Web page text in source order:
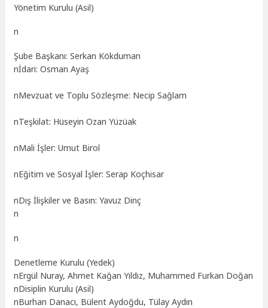
Yönetim Kurulu (Asil)
n
Şube Başkanı: Serkan Kökduman
nİdari: Osman Ayaş
nMevzuat ve Toplu Sözleşme: Necip Sağlam
nTeşkilat: Hüseyin Ozan Yüzüak
nMali İşler: Umut Birol
nEğitim ve Sosyal İşler: Serap Koçhisar
nDış İlişkiler ve Basın: Yavuz Dinç
n
n
Denetleme Kurulu (Yedek)
nErgül Nuray, Ahmet Kağan Yıldız, Muhammed Furkan Doğan
nDisiplin Kurulu (Asil)
nBurhan Danacı, Bülent Aydoğdu, Tülay Aydın